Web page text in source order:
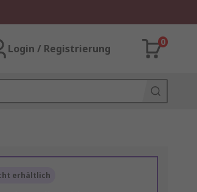
Login / Registrierung
0
erhältlich